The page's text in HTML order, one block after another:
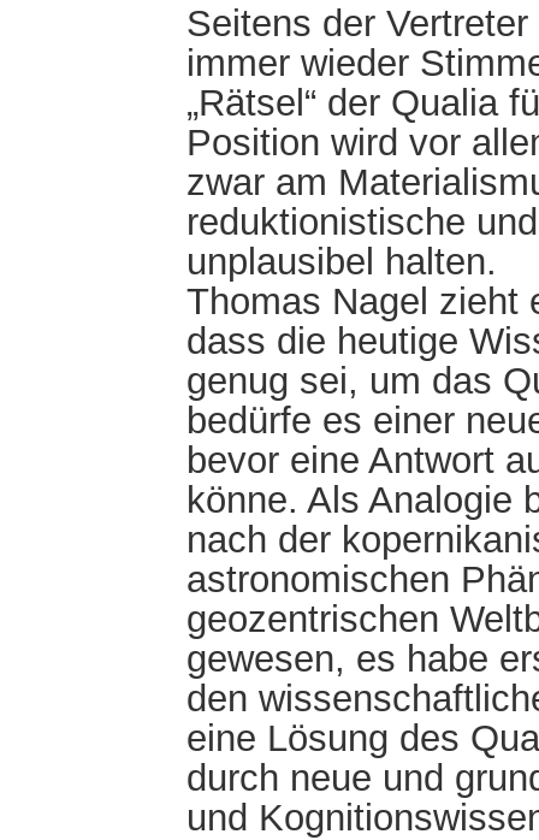
Seitens der
immer wieder
„Rätsel“ der Qualia
Position wird vor
zwar am
reduktionistische
unplausibel halten.
Thomas Nagel zieht
dass die heutige
genug sei, um das
bedürfe es einer
bevor eine Antwort
könne. Als Analogie
nach der
astronomischen
geozentrischen
gewesen, es habe
den
eine Lösung des
durch neue und
und